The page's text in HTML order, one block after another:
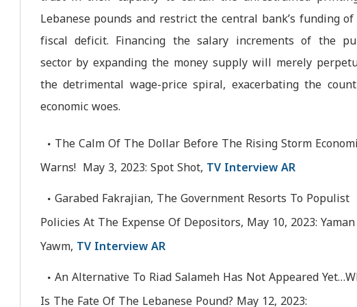
Lebanese pounds and restrict the central bank’s funding
fiscal deficit. Financing the salary increments of the
sector by expanding the money supply will merely
the detrimental wage-price spiral, exacerbating the
economic woes.
The Calm Of The Dollar Before The Rising Storm
Warns! May 3, 2023: Spot Shot, TV Interview AR
Garabed Fakrajian, The Government Resorts To Populist
Policies At The Expense Of Depositors, May 10, 2023:
Yawm, TV Interview AR
An Alternative To Riad Salameh Has Not Appeared
Is The Fate Of The Lebanese Pound? May 12, 2023: